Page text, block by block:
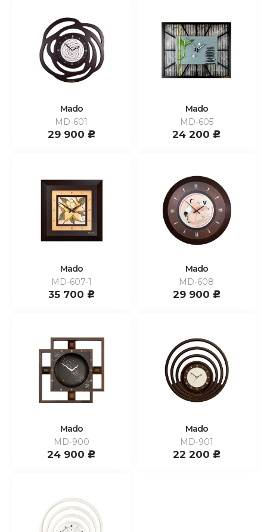
Mado
MD-601
29 900 c
Mado
MD-605
24 200 c
Mado
MD-607-1
35 700 c
Mado
MD-608
29 900 c
Mado
MD-900
24 900 c
Mado
MD-901
22 200 c